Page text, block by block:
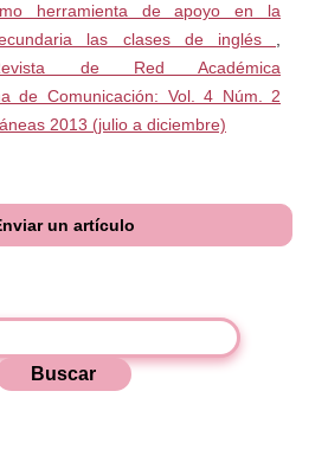
herramienta de apoyo en la
las clases de inglés ,
de Red Académica
de Comunicación: Vol. 4 Núm. 2
2013 (julio a diciembre)
un artículo
Buscar